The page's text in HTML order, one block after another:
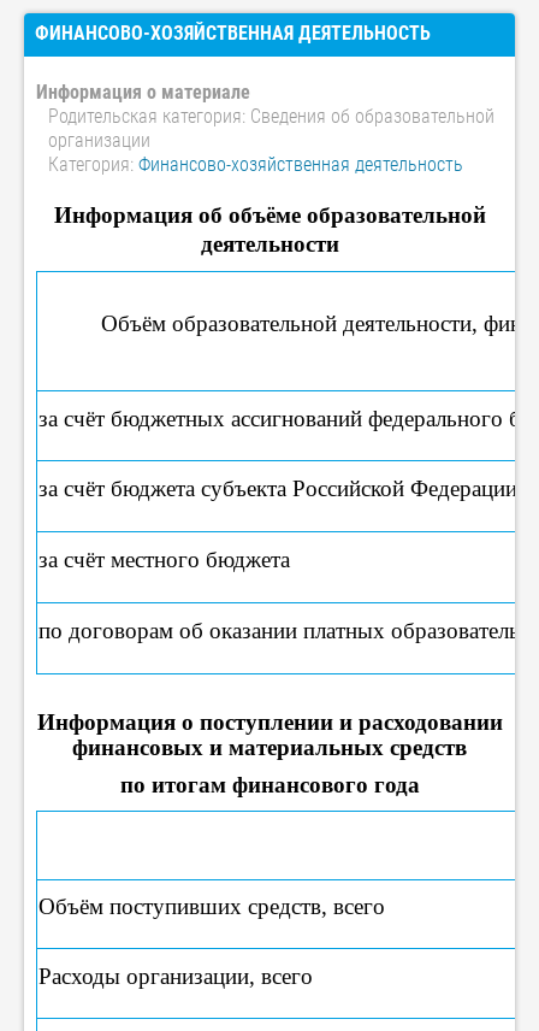
ФИНАНСОВО-ХОЗЯЙСТВЕННАЯ ДЕЯТЕЛЬНОСТЬ
Информация о материале
Родительская категория: Сведения об образовательной
организации
Категория: Финансово-хозяйственная деятельность
Информация об объёме образовательной
деятельности
Объём образовательной деятельности,
за счёт бюджетных ассигнований федерального
за счёт бюджета субъекта Российской Федерации
за счёт местного бюджета
по договорам об оказании платных
Информация о поступлении и расходовании
финансовых и материальных средств
по итогам финансового года
Объём поступивших средств, всего
Расходы организации, всего